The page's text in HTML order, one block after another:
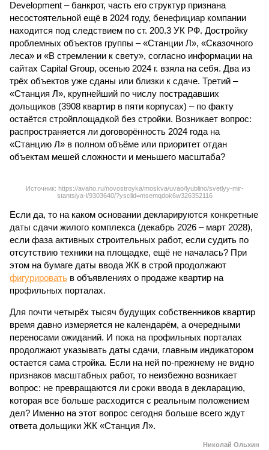
Development – банкрот, часть его структур признана
несостоятельной ещё в 2024 году, бенефициар компании
находится под следствием по ст. 200.3 УК РФ. Достройку
проблемных объектов группы – «Станции Л», «Сказочного
леса» и «В стремлении к свету», согласно информации на
сайтах Capital Group, осенью 2024 г. взяла на себя. Два из
трёх объектов уже сданы или близки к сдаче. Третий –
«Станция Л», крупнейший по числу пострадавших
дольщиков (3908 квартир в пяти корпусах) – по факту
остаётся стройплощадкой без стройки. Возникает вопрос:
распространяется ли договорённость 2024 года на
«Станцию Л» в полном объёме или приоритет отдан
объектам мешей сложности и меньшего масштаба?
Источник: https://avaho.ru/novostroyka/moskva/uvao/lyublino/svetlyy-mir-
stantsiya-l/9303640/?ysclid=msemqdok6w326352116
Если да, то на каком основании декларируются конкретные
даты сдачи жилого комплекса (декабрь 2026 – март 2028),
если фаза активных строительных работ, если судить по
отсутствию техники на площадке, ещё не началась? При
этом на бумаге даты ввода ЖК в строй продолжают
фигурировать в объявлениях о продаже квартир на
профильных порталах.
Для почти четырёх тысяч будущих собственников квартир
время давно измеряется не календарём, а очередными
переносами ожиданий. И пока на профильных порталах
продолжают указывать даты сдачи, главным индикатором
остается сама стройка. Если на ней по-прежнему не видно
признаков масштабных работ, то неизбежно возникает
вопрос: не превращаются ли сроки ввода в декларацию,
которая все больше расходится с реальным положением
дел? Именно на этот вопрос сегодня больше всего ждут
ответа дольщики ЖК «Станция Л».
Николай Ольхин